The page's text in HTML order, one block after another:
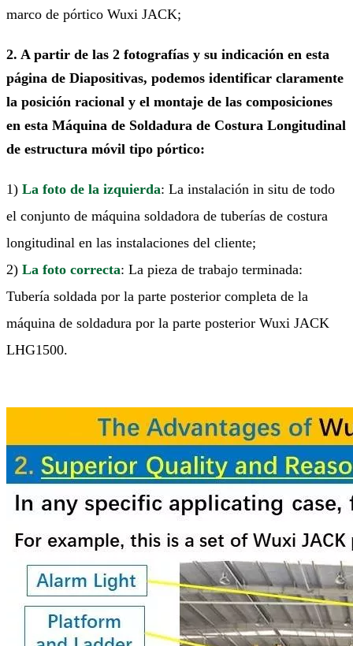
marco de pórtico Wuxi JACK;
2. A partir de las 2 fotografías y su indicación en esta
página de Diapositivas, podemos identificar claramente
la posición racional y el montaje de las composiciones
en esta Máquina de Soldadura de Costura Longitudinal
de estructura móvil tipo pórtico:
1) La foto de la izquierda: La instalación in situ de todo
el conjunto de máquina soldadora de tuberías de costura
longitudinal en las instalaciones del cliente;
2) La foto correcta: La pieza de trabajo terminada:
Tubería soldada por la parte posterior completa de la
máquina de soldadura por la parte posterior Wuxi JACK
LHG1500.